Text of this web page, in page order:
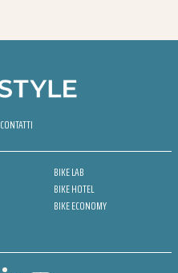
CONTATTI
BIKE LAB
BIKE HOTEL
BIKE ECONOMY